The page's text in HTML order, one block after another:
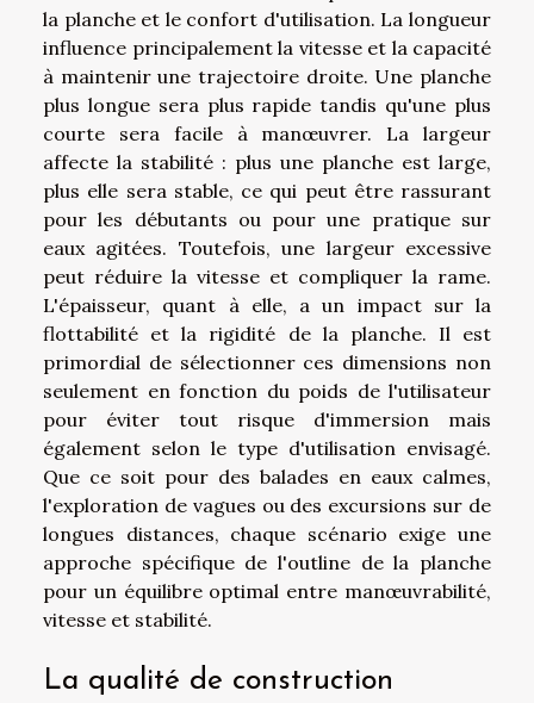
la planche et le confort d'utilisation. La longueur
influence principalement la vitesse et la capacité
à maintenir une trajectoire droite. Une planche
plus longue sera plus rapide tandis qu'une plus
courte sera facile à manœuvrer. La largeur
affecte la stabilité : plus une planche est large,
plus elle sera stable, ce qui peut être rassurant
pour les débutants ou pour une pratique sur
eaux agitées. Toutefois, une largeur excessive
peut réduire la vitesse et compliquer la rame.
L'épaisseur, quant à elle, a un impact sur la
flottabilité et la rigidité de la planche. Il est
primordial de sélectionner ces dimensions non
seulement en fonction du poids de l'utilisateur
pour éviter tout risque d'immersion mais
également selon le type d'utilisation envisagé.
Que ce soit pour des balades en eaux calmes,
l'exploration de vagues ou des excursions sur de
longues distances, chaque scénario exige une
approche spécifique de l'outline de la planche
pour un équilibre optimal entre manœuvrabilité,
vitesse et stabilité.
La qualité de construction